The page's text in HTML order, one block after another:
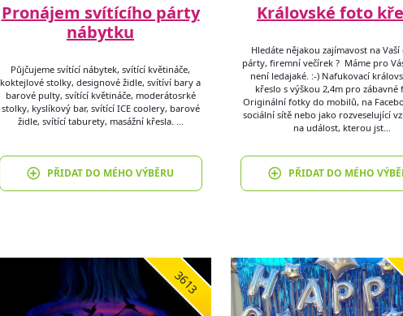
Pronájem svítícího párty
nábytku
Půjčujeme svítící nábytek, svítící květináče,
koktejlové stolky, designové židle, svítíví bary a
barové pulty, svítící květináče, moderátosrké
stolky, kyslíkový bar, svítící ICE coolery, barové
židle, svítící taburety, masážní křesla. …
PŘIDAT DO MÉHO VÝBĚRU
Královské foto
Hledáte nějakou zajímavost na Vaší
párty, firemní večírek ? Máme pro
není ledajaké. :-) Nafukovací
křeslo s výškou 2,4m pro zábavné
Originální fotky do mobilů, na
sociální sítě nebo jako rozveselující
na událost, kterou jst…
PŘIDAT DO MÉHO
3613